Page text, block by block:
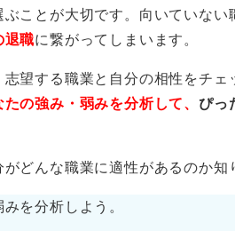
社や担当者に聞いてみよう
われたことでもあるので、まず
てみるのが良いでしょう。
ことが大切です。向いていない
退職に繋がってしまいます。
志望する職業と自分の相性をチェ
たの強み・弱みを分析して、 ぴっ
どんな職業に適性があるのか知
を分析しよう。